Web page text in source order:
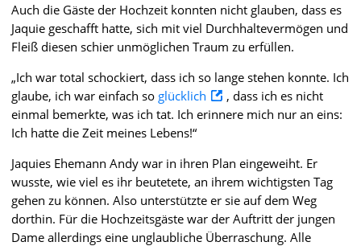
Auch die Gäste der Hochzeit konnten nicht glauben, dass es
Jaquie geschafft hatte, sich mit viel Durchhaltevermögen und
Fleiß diesen schier unmöglichen Traum zu erfüllen.
„Ich war total schockiert, dass ich so lange stehen konnte. Ich
glaube, ich war einfach so glücklich
, dass ich es nicht
einmal bemerkte, was ich tat. Ich erinnere mich nur an eins:
Ich hatte die Zeit meines Lebens!“
Jaquies Ehemann Andy war in ihren Plan eingeweiht. Er
wusste, wie viel es ihr beutetete, an ihrem wichtigsten Tag
gehen zu können. Also unterstützte er sie auf dem Weg
dorthin. Für die Hochzeitsgäste war der Auftritt der jungen
Dame allerdings eine unglaubliche Überraschung. Alle